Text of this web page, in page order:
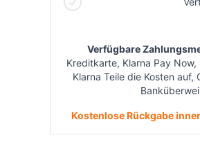
Verfügbare
Kreditkarte, Klarna Pay Now,
Klarna Teile die Kosten auf,
Kostenlose Rückgabe